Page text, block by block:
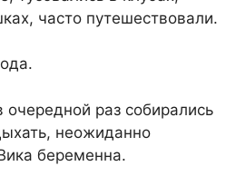
часто путешествовали.
очередной раз собирались
неожиданно
беременна.